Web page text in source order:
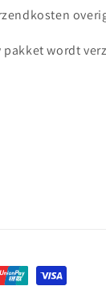
pakket wordt